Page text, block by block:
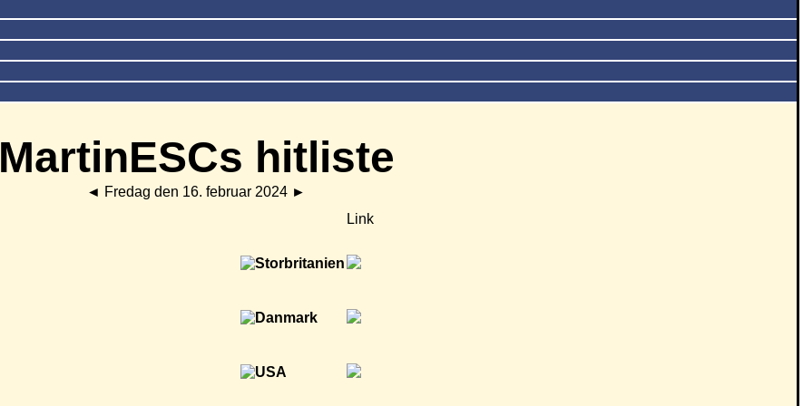
MartinESCs hitliste
◄ Fredag den 16. februar 2024 ►
Link